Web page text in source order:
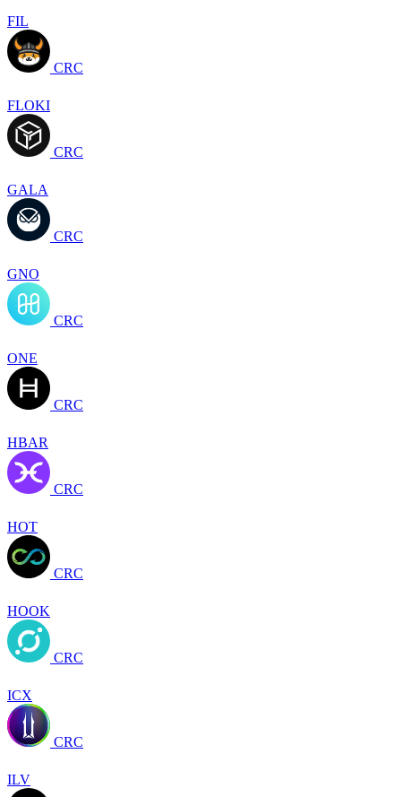
FIL
CRC
FLOKI
CRC
GALA
CRC
GNO
CRC
ONE
CRC
HBAR
CRC
HOT
CRC
HOOK
CRC
ICX
CRC
ILV